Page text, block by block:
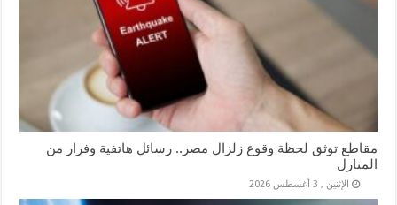
مقاطع توثق لحظة وقوع زلزال مصر.. رسائل هاتفية وفرار من
المنازل
الإثنين , 3 أغسطس 2026